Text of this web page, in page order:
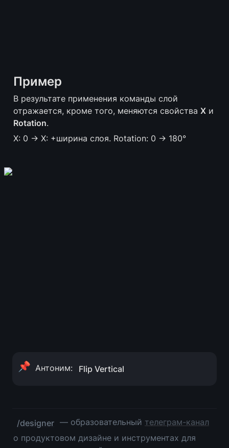
Пример
В результате применения команды слой
отражается, кроме того, меняются свойства X
Rotation.
X: 0 → X: +ширина слоя. Rotation: 0 → 180°
📌 Антоним: Flip Vertical
/designer — образовательный телеграм-канал
о продуктовом дизайне и инструментах для